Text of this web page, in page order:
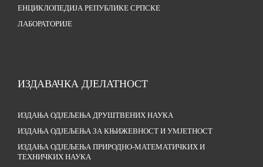
ЕНЦИКЛОПЕДИЈА РЕПУБЛИКЕ СРПСКЕ
ЛАБОРАТОРИЈЕ
ИЗДАВАЧКА ДЈЕЛАТНОСТ
ИЗДАЊА ОДЈЕЉЕЊА ДРУШТВЕНИХ НАУКА
ИЗДАЊА ОДЈЕЉЕЊА ЗА КЊИЖЕВНОСТ И УМЈЕТНОСТ
ИЗДАЊА ОДЈЕЉЕЊА ПРИРОДНО-МАТЕМАТИЧКИХ И
ТЕХНИЧКИХ НАУКА